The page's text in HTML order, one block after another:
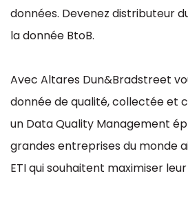
données. Devenez distributeur
la donnée BtoB.
Avec Altares Dun&Bradstreet
donnée de qualité, collectée et
un Data Quality Management
grandes entreprises du monde
ETI qui souhaitent maximiser